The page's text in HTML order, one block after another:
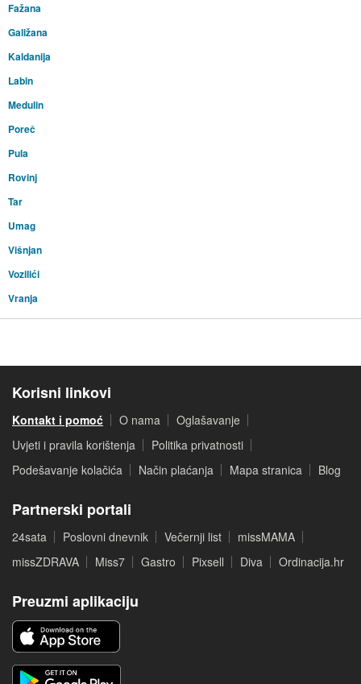
Fažana
Galižana
Kaldanija
Labin
Medulin
Poreč
Pula
Rovinj
Tar
Umag
Višnjan
Vozilići
Vranja
Korisni linkovi
Kontakt i pomoć O nama
Oglašavanje
Uvjeti i pravila korištenja
Politika privatnosti
Podešavanje kolačića
Način plaćanja Mapa stranica Blog
Partnerski portali
24sata Poslovni dnevnik Večernji list
missMAMA
missZDRAVA
Miss7 Gastro Pixsell Diva Ordinacija.hr
Preuzmi aplikaciju